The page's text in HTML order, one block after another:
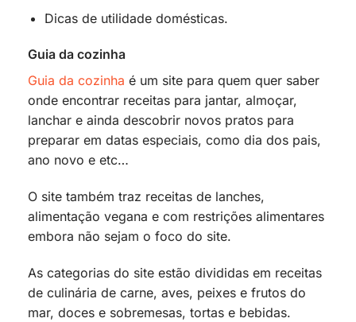
Dicas de utilidade domésticas.
Guia da cozinha
Guia da cozinha é um site para quem quer saber
onde encontrar receitas para jantar, almoçar,
lanchar e ainda descobrir novos pratos para
preparar em datas especiais, como dia dos pais,
ano novo e etc…
O site também traz receitas de lanches,
alimentação vegana e com restrições alimentares
embora não sejam o foco do site.
As categorias do site estão divididas em receitas
de culinária de carne, aves, peixes e frutos do
mar, doces e sobremesas, tortas e bebidas.